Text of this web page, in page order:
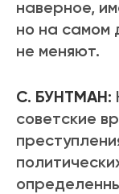
наверное,
но на самом
не меняют.
С. БУНТМАН:
советские